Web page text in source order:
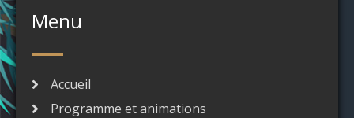
Menu
Accueil
Programme et animations